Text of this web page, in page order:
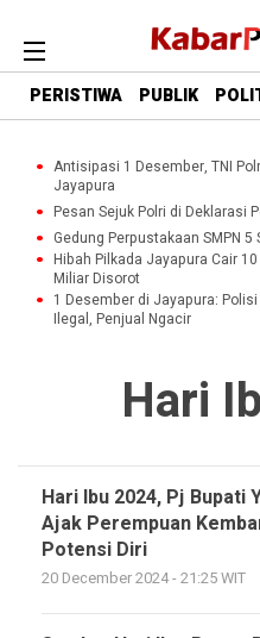
PERISTIWA PUBLIK
Antisipasi 1 Desember, TNI
Jayapura
Pesan Sejuk Polri di Deklarasi
Gedung Perpustakaan SMPN
Hibah Pilkada Jayapura Cair
Miliar Disorot
1 Desember di Jayapura:
Ilegal, Penjual Ngacir
Hari
Hari Ibu 2024, Pj Bupati
Ajak Perempuan
Potensi Diri
20 December 2024 - 21:25 WIT